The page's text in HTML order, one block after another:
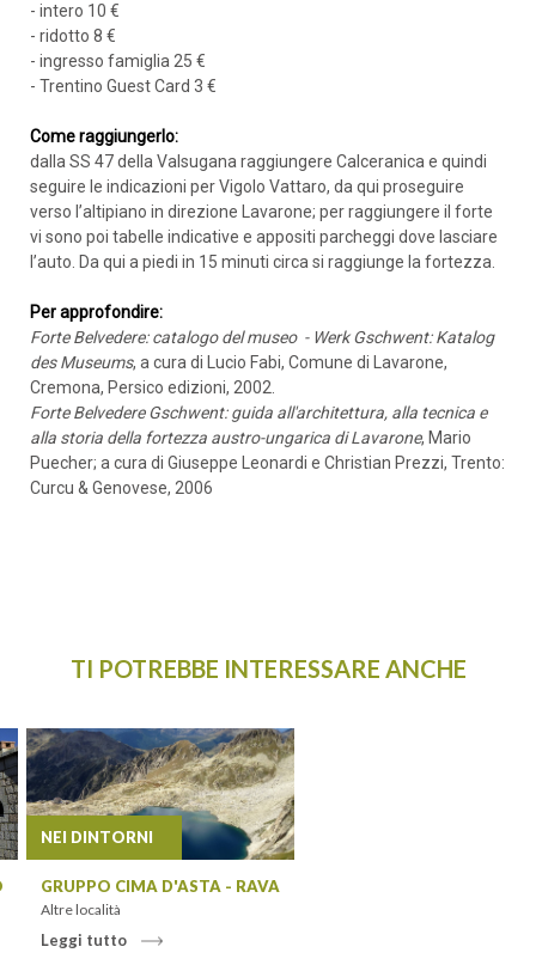
ARRIVO
PARTENZA
CERCA
- intero 10 €
- ridotto 8 €
- ingresso famiglia 25 €
- Trentino Guest Card 3 €
Come raggiungerlo:
dalla SS 47 della Valsugana raggiungere Calceranica e quindi
seguire le indicazioni per Vigolo Vattaro, da qui proseguire
verso l’altipiano in direzione Lavarone; per raggiungere il forte
vi sono poi tabelle indicative e appositi parcheggi dove lasciare
l’auto. Da qui a piedi in 15 minuti circa si raggiunge la fortezza.
Per approfondire:
Forte Belvedere:catalogo del museo - Werk Gschwent: Katalog
des Museums, a cura di Lucio Fabi, Comune di Lavarone,
Cremona, Persico edizioni, 2002.
Forte Belvedere Gschwent: guida all'architettura, alla tecnica e
alla storia della fortezza austro-ungarica di Lavarone, Mario
Puecher; a cura di Giuseppe Leonardi e Christian Prezzi, Trento:
Curcu & Genovese, 2006
TI POTREBBE INTERESSARE ANCHE
NEI DINTORNI
GRUPPO CIMA D'ASTA - RAVA
Altre località
Leggi tutto